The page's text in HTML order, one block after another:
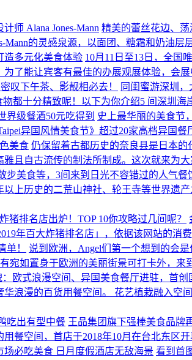
师 Alana Jones-Mann 精美的蕾丝花边、
Mann的灵感泉源，以面团、糖霜和奶油层
造多元化美食体验 10月11日至13日，全国
了能让宾客有最佳的办展观展体验，会
叹下午茶、影靓相必去！
同闺蜜游深圳
都十分精致呢！以下为你介绍5 间深圳海
界级餐酒50元吃得到 史上最华丽的美食节
异国风情美食节》超过20家高档异国
美食 仍保留着古都历史的奈良县是日本
且自古流传的制法所制成。这次就来为
步美食等，3间来到日光不容错过的人气餐
以上历史的二荒山神社、轮王寺等世界遗
猪排名店出炉！TOP 10你攻略过几间呢？
年百大炸猪排名店」，依据该网站的消
单！
说到欧洲，Angel们第一个想到的会
宛如置身于欧洲的美丽街景可打卡外，来
欧式浪漫空间、异国美食餐厅进驻，首创
浪漫的百货用餐空间。 花艺植栽融入空
吃出有型中餐 王品集团旗下强棒美食品牌
餐空间，首店于2018年10月在台北东区
必吃美食 日月度假酒店无敌海景 看到首